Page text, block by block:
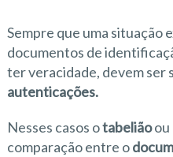
Sempre que uma situação
documentos de
ter veracidade, devem ser
autenticações.
Nesses casos otabeliãoou
comparação entre o